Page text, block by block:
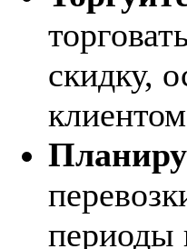
скидку,
периоды